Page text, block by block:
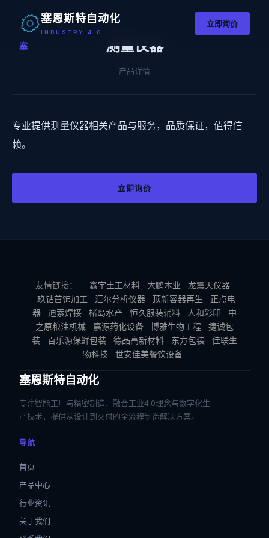
塞
塞恩斯特自动化
INDUSTRY 4.0
立即询价
测量仪器
产品详情
专业提供测量仪器相关产品与服务，品质保证，值得信
赖。
立即询价
友情链接： 鑫宇土工材料 大鹏木业
龙震天仪器
玖钻首饰加工
汇尔分析仪器 顶新容器再生
正点电
器
迪索焊接 楮岛水产 恒久服装辅料 人和彩印
中
之原粮油机械
嘉源药化设备 博雅生物工程
捷诚包
装
百乐源保鲜包装 德品高新材料 东方包装
佳联生
物科技
世安佳美餐饮设备
塞恩斯特自动化
专注智能工厂与精密制造，融合工业4.0理念与数字化生
产技术，提供从设计到交付的全流程制造解决方案。
导航
首页
产品中心
行业资讯
关于我们